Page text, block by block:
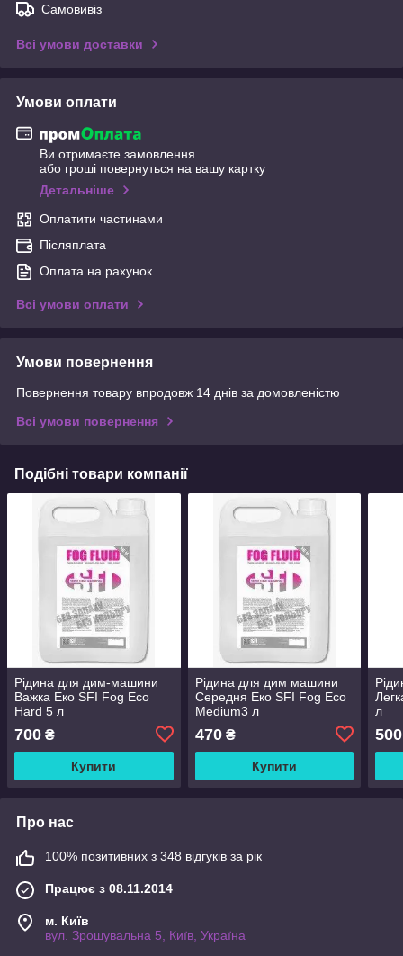
Самовивіз
Всі умови доставки
Умови оплати
Ви отримаєте замовлення
або гроші повернуться на вашу картку
Детальніше
Оплатити частинами
Післяплата
Оплата на рахунок
Всі умови оплати
Умови повернення
Повернення товару впродовж 14 днів за домовленістю
Всі умови повернення
Подібні товари компанії
Рідина для дим-машини
Важка Еко SFI Fog Eco
Hard 5 л
700 ₴
Купити
Рідина для дим машини
Середня Еко SFI Fog Eco
Medium3 л
470₴
Купити
л
500
Про нас
100% позитивних з 348 відгуків за рік
Працює з 08.11.2014
м. Київ
вул. Зрошувальна 5, Київ, Україна